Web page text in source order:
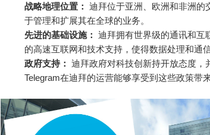
战略地理位置： 迪拜位于亚洲、欧洲和非洲的
于管理和扩展其在全球的业务。
先进的基础设施： 迪拜拥有世界级的通讯和互
的高速互联网和技术支持，使得数据处理和通
政府支持： 迪拜政府对科技创新持开放态度，
Telegram在迪拜的运营能够享受到这些政策带